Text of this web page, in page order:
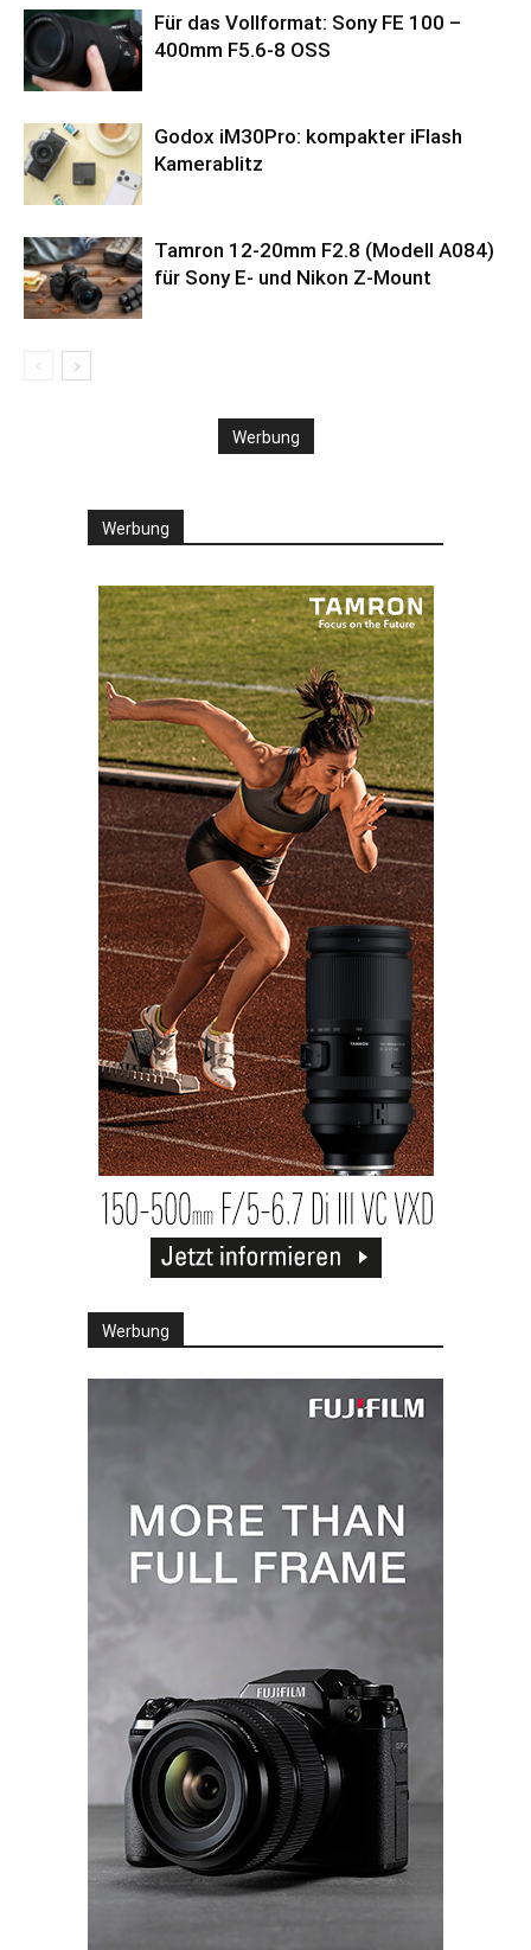
Für das Vollformat: Sony FE 100 –
400mm F5.6-8 OSS
Godox iM30Pro: kompakter iFlash
Kamerablitz
Tamron 12-20mm F2.8 (Modell A084)
für Sony E- und Nikon Z-Mount
Werbung
Werbung
Werbung